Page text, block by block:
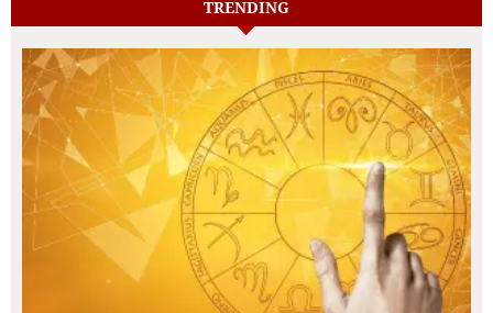
TRENDING